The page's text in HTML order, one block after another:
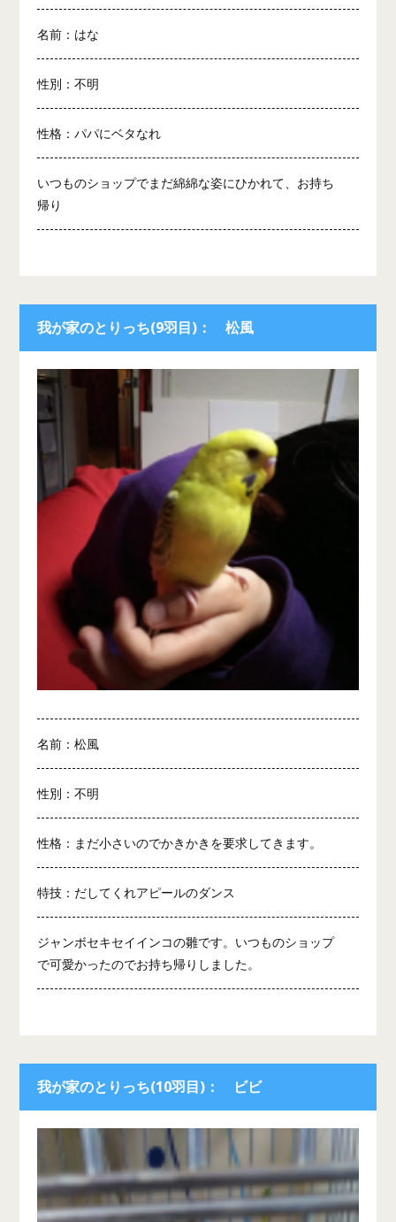
名前：はな
性別：不明
性格：パパにベタなれ
いつものショップでまだ綿綿な姿にひかれて、お持ち
帰り
我が家のとりっち(9羽目)： 松風
名前：松風
性別：不明
性格：まだ小さいのでかきかきを要求してきます。
特技：だしてくれアピールのダンス
ジャンボセキセイインコの雛です。いつものショップ
で可愛かったのでお持ち帰りしました。
我が家のとりっち(10羽目)： ビビ